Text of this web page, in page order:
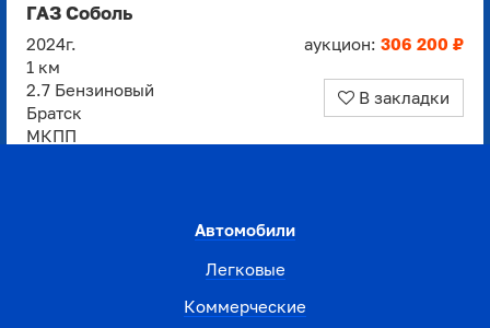
ГАЗ Соболь
2024г.
1 км
2.7 Бензиновый
Братск
МКПП
аукцион: 306 200 ₽
В закладки
Автомобили
Легковые
Коммерческие